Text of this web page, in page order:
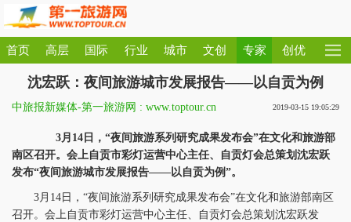
首页 高层 国际 行业 城市 文创 专家 创优
沈宏跃：夜间旅游城市发展报告——以自贡为例
中旅报新媒体-第一旅游网 : www.toptour.cn 2019-03-15 19:05:29
3月14日，“夜间旅游系列研究成果发布会”在文化和旅游部
南区召开。会上自贡市彩灯运营中心主任、自贡灯会总策划沈宏跃
发布“夜间旅游城市发展报告——以自贡为例”。
3月14日，“夜间旅游系列研究成果发布会”在文化和旅游部南区
召开。会上自贡市彩灯运营中心主任、自贡灯会总策划沈宏跃发